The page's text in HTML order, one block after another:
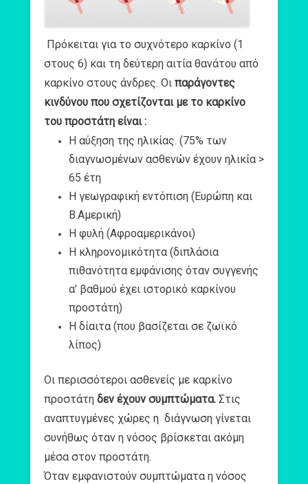
Πρόκειται για το συχνότερο καρκίνο (1
στους 6) και τη δεύτερη αιτία θανάτου από
καρκίνο στους άνδρες. Οι παράγοντες
κινδύνου που σχετίζονται με το καρκίνο
του προστάτη είναι :
Η αύξηση της ηλικίας. (75% των
διαγνωσμένων ασθενών έχουν ηλικία >
65 έτη
Η γεωγραφική εντόπιση (Ευρώπη και
Β.Αμερική)
Η φυλή (Αφροαμερικάνοι)
Η κληρονομικότητα (διπλάσια
πιθανότητα εμφάνισης όταν συγγενής
α’ βαθμού έχει ιστορικό καρκίνου
προστάτη)
Η δίαιτα (που βασίζεται σε ζωϊκό
λίπος)
Οι περισσότεροι ασθενείς με καρκίνο
προστάτη δεν έχουν συμπτώματα. Στις
αναπτυγμένες χώρες η διάγνωση γίνεται
συνήθως όταν η νόσος βρίσκεται ακόμη
μέσα στον προστάτη.
Όταν εμφανιστούν συμπτώματα η νόσος